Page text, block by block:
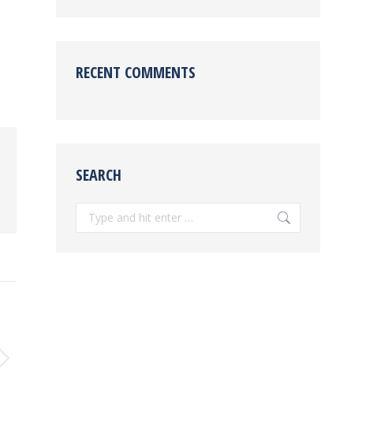
RECENT COMMENTS
SEARCH
Search: